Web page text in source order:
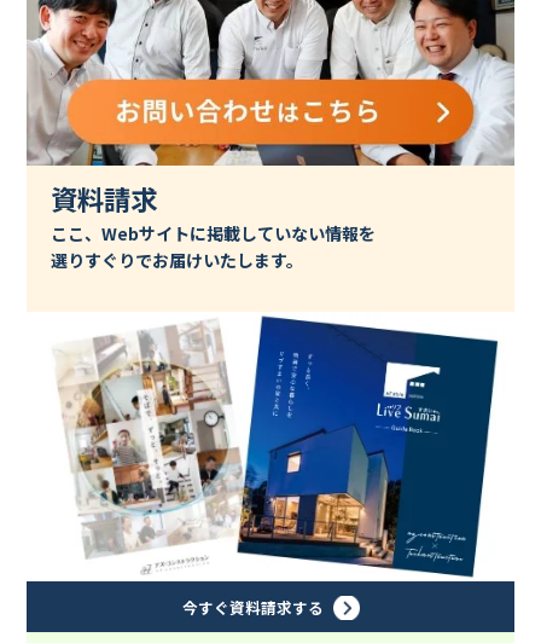
資料請求
ここ、Webサイトに掲載していない情報を
選りすぐりでお届けいたします。
今すぐ資料請求する